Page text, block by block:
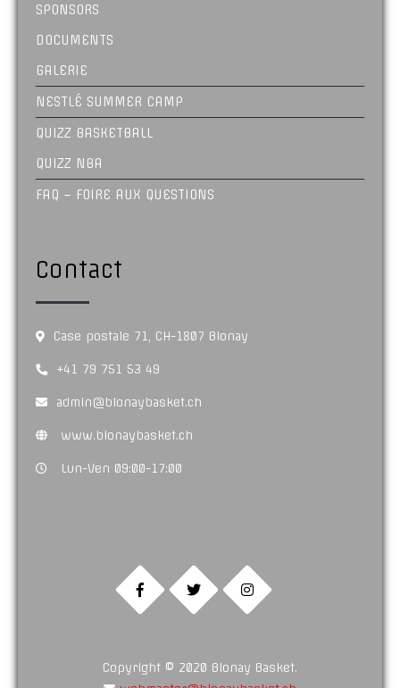
SPONSORS
DOCUMENTS
GALERIE
NESTLÉ SUMMER CAMP
QUIZZ BASKETBALL
QUIZZ NBA
FAQ – FOIRE AUX QUESTIONS
Contact
Case postale 71, CH-1807 Blonay
+41 79 751 53 49
admin@blonaybasket.ch
www.blonaybasket.ch
Lun-Ven 09:00-17:00
Copyright © 2020 Blonay Basket.